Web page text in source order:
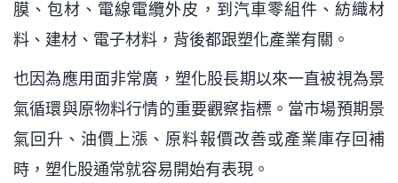
膜、包材、電線電纜外皮，到汽車零組件、紡織材
料、建材、電子材料，背後都跟塑化產業有關。
也因為應用面非常廣，塑化股長期以來一直被視為景
氣循環與原物料行情的重要觀察指標。當市場預期景
氣回升、油價上漲、原料報價改善或產業庫存回補
時，塑化股通常就容易開始有表現。